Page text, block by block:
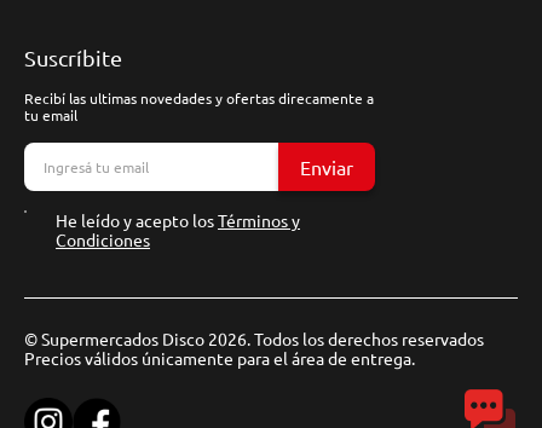
Suscríbite
Recibí las ultimas novedades y ofertas direcamente a
tu email
Enviar
He leído y acepto losTérminos y
Condiciones
© Supermercados Disco 2026. Todos los derechos reservados
Precios válidos únicamente para el área de entrega.